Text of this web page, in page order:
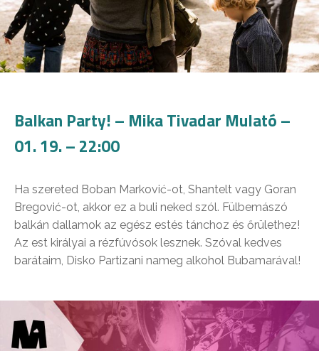
Balkan Party! – Mika Tivadar Mulató –
01. 19. – 22:00
Ha szereted Boban Marković-ot, Shantelt vagy Goran
Bregović-ot, akkor ez a buli neked szól. Fülbemászó
balkán dallamok az egész estés tánchoz és őrülethez!
Az est királyai a rézfúvósok lesznek. Szóval kedves
barátaim, Disko Partizani nameg alkohol Bubamarával!